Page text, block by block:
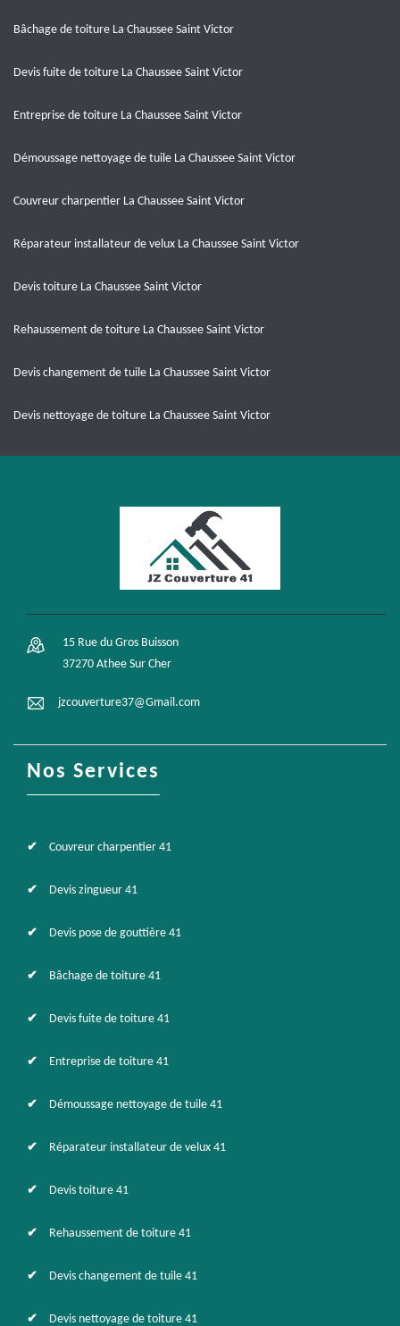
Bâchage de toiture La Chaussee Saint Victor
Devis fuite de toiture La Chaussee Saint Victor
Entreprise de toiture La Chaussee Saint Victor
Démoussage nettoyage de tuile La Chaussee Saint Victor
Couvreur charpentier La Chaussee Saint Victor
Réparateur installateur de velux La Chaussee Saint Victor
Devis toiture La Chaussee Saint Victor
Rehaussement de toiture La Chaussee Saint Victor
Devis changement de tuile La Chaussee Saint Victor
Devis nettoyage de toiture La Chaussee Saint Victor
15 Rue du Gros Buisson
37270 Athee Sur Cher
jzcouverture37@Gmail.com
Nos Services
Couvreur charpentier 41
Devis zingueur 41
Devis pose de gouttière 41
Bâchage de toiture 41
Devis fuite de toiture 41
Entreprise de toiture 41
Démoussage nettoyage de tuile 41
Réparateur installateur de velux 41
Devis toiture 41
Rehaussement de toiture 41
Devis changement de tuile 41
Devis nettoyage de toiture 41